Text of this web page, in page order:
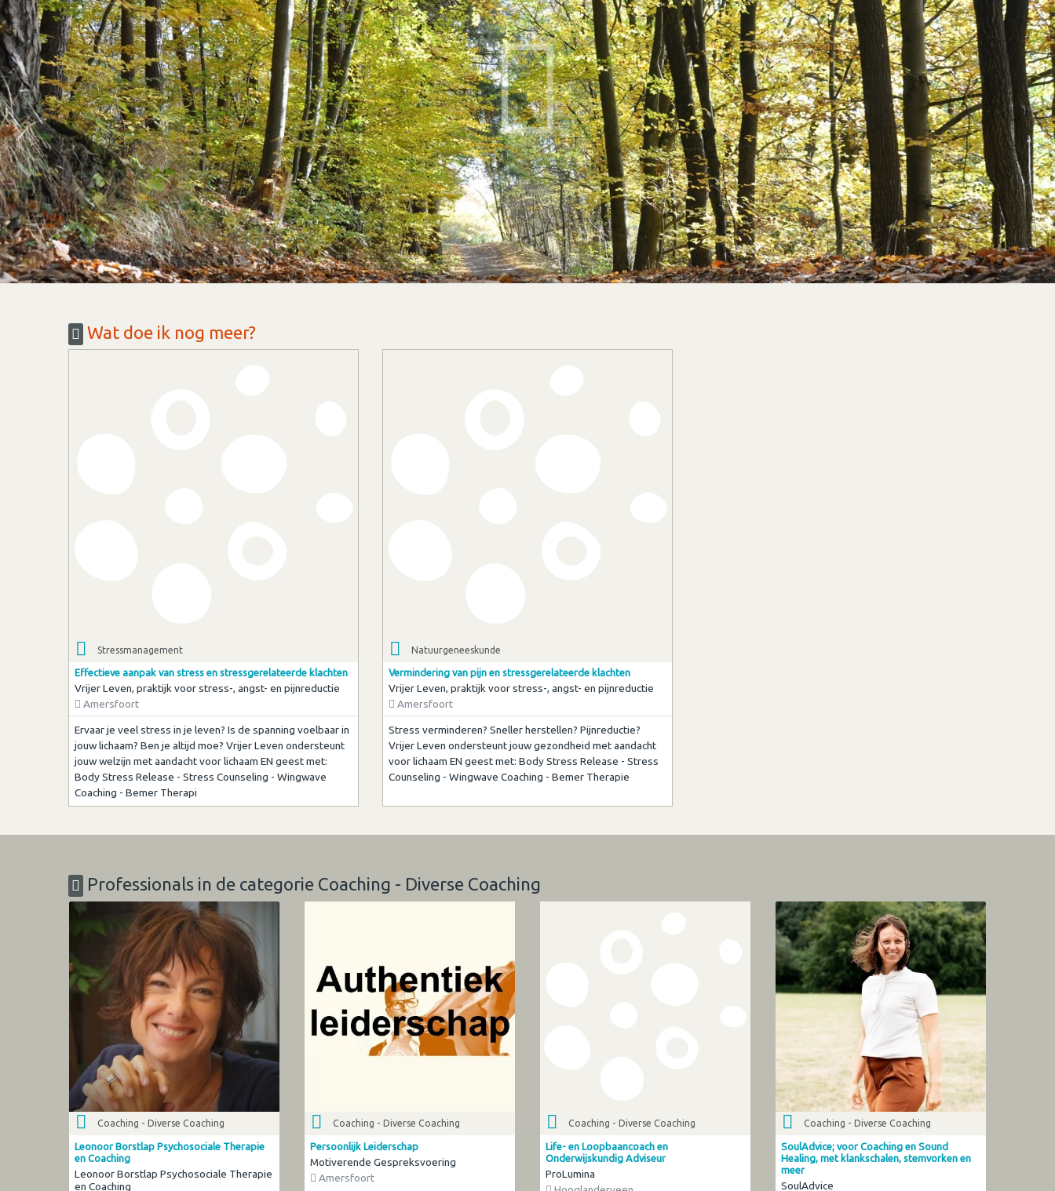
Wat doe ik nog meer?
Stressmanagement
Effectieve aanpak van stress en stressgerelateerde klachten
Vrijer Leven, praktijk voor stress-, angst- en pijnreductie
Amersfoort
Ervaar je veel stress in je leven? Is de spanning voelbaar in
jouw lichaam? Ben je altijd moe? Vrijer Leven ondersteunt
jouw welzijn met aandacht voor lichaam EN geest met:
Body Stress Release - Stress Counseling - Wingwave
Coaching - Bemer Therapi
Natuurgeneeskunde
Vermindering van pijn en stressgerelateerde klachten
Vrijer Leven, praktijk voor stress-, angst- en pijnreductie
Amersfoort
Stress verminderen? Sneller herstellen? Pijnreductie?
Vrijer Leven ondersteunt jouw gezondheid met aandacht
voor lichaam EN geest met: Body Stress Release - Stress
Counseling - Wingwave Coaching - Bemer Therapie
Professionals in de categorie Coaching - Diverse Coaching
Coaching - Diverse Coaching
Leonoor Borstlap Psychosociale Therapie
en Coaching
Leonoor Borstlap Psychosociale Therapie
en Coaching
Coaching - Diverse Coaching
Persoonlijk Leiderschap
Motiverende Gespreksvoering
Amersfoort
Coaching - Diverse Coaching
Life- en Loopbaancoach en
Onderwijskundig Adviseur
ProLumina
Coaching - Diverse Coaching
SoulAdvice; voor Coaching en Sound
Healing, met klankschalen, stemvorken en
meer
SoulAdvice